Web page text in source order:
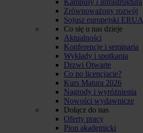
Zrównoważony rozwój
Sojusz europejski ERUA
Co się u nas dzieje
Aktualności
Konferencje i seminaria
Wykłady i spotkania
Drzwi Otwarte
Co po licencjacie?
Kurs Matura 2026
Nagrody i wyróżnienia
Nowości wydawnicze
Dołącz do nas
Oferty pracy
Pion akademicki